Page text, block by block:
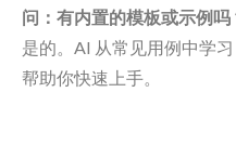
问：有内置的模板或示例吗
是的。AI 从常见用例中学
帮助你快速上手。